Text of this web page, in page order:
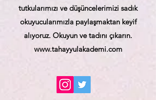
tutkularımızı ve düşüncelerimizi sadık
okuyucularımızla paylaşmaktan keyif
alıyoruz. Okuyun ve tadını çıkarın.
www.tahayyulakademi.com